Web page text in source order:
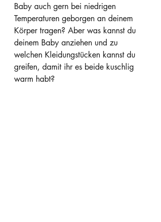
Baby auch gern bei niedrigen
Temperaturen geborgen an deinem
Körper tragen? Aber was kannst du
deinem Baby anziehen und zu
welchen Kleidungstücken kannst du
greifen, damit ihr es beide kuschlig
warm habt?